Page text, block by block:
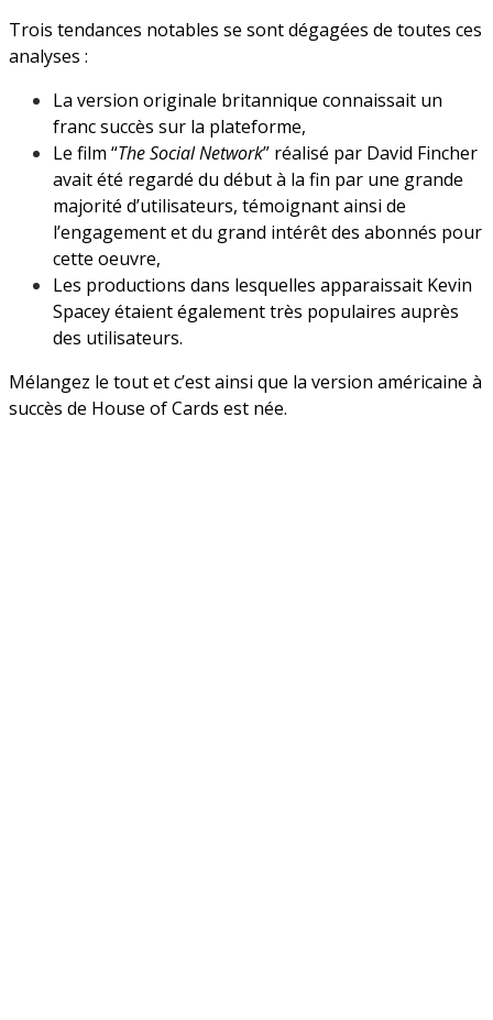
Trois tendances notables se sont dégagées de toutes ces
analyses :
La version originale britannique connaissait un
franc succès sur la plateforme,
Le film “The Social Network” réalisé par David Fincher
avait été regardé du début à la fin par une grande
majorité d’utilisateurs, témoignant ainsi de
l’engagement et du grand intérêt des abonnés pour
cette oeuvre,
Les productions dans lesquelles apparaissait Kevin
Spacey étaient également très populaires auprès
des utilisateurs.
Mélangez le tout et c’est ainsi que la version américaine à
succès de House of Cards est née.